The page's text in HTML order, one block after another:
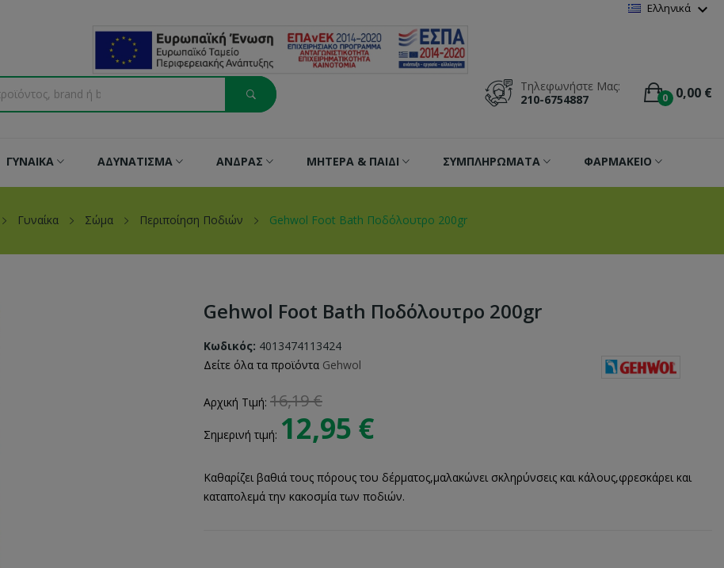
Ελληνικά expand_more
0 0,00 €
Τηλεφωνήστε Μας:
210-6754887
ΓΥΝΑΙΚΑ ΑΔΥΝΑΤΙΣΜΑ ΑΝΔΡΑΣ ΜΗΤΕΡΑ & ΠΑΙΔΙ ΣΥΜΠΛΗΡΩΜΑΤΑ ΦΑΡΜΑΚΕΙΟ
Γυναίκα Σώμα Περιποίηση Ποδιών Gehwol Foot Bath Ποδόλουτρο 200gr
Gehwol Foot Bath Ποδόλουτρο 200gr
Κωδικός: 4013474113424
Δείτε όλα τα προϊόντα Gehwol
Αρχική Τιμή: 16,19 €
Σημερινή τιμή: 12,95 €
Καθαρίζει βαθιά τους πόρους του δέρματος,μαλακώνει σκληρύνσεις και κάλους,φρεσκάρει και
καταπολεμά την κακοσμία των ποδιών.